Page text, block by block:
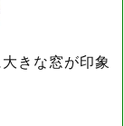
きな窓が印象